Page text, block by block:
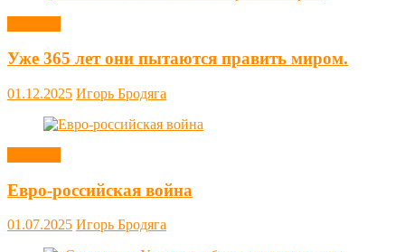
Уже 365 лет они пытаются править миром.
01.12.2025 Игорь Бродяга
Евро-российская война
01.07.2025 Игорь Бродяга